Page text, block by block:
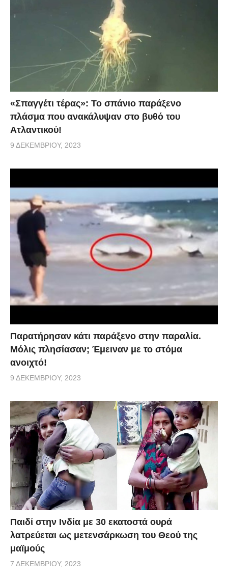
«Σπαγγέτι τέρας»: Το σπάνιο παράξενο
πλάσμα που ανακάλυψαν στο βυθό του
Ατλαντικού!
9 ΔΕΚΕΜΒΡΊΟΥ, 2023
Παρατήρησαν κάτι παράξενο στην παραλία.
Μόλις πλησίασαν; Έμειναν με το στόμα
ανοιχτό!
9 ΔΕΚΕΜΒΡΊΟΥ, 2023
Παιδί στην Ινδία με 30 εκατοστά ουρά
λατρεύεται ως μετενσάρκωση του Θεού της
μαϊμούς
7 ΔΕΚΕΜΒΡΊΟΥ, 2023